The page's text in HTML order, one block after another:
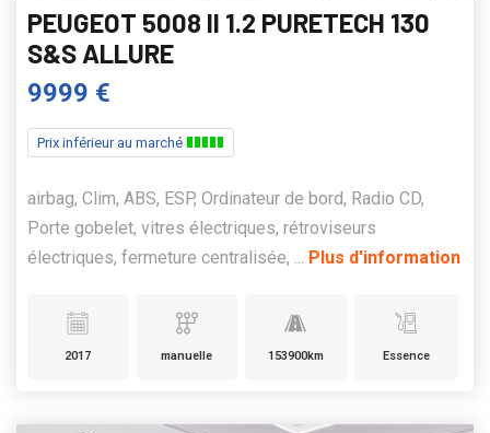
PEUGEOT 5008 II 1.2 PURETECH 130
S&S ALLURE
9999 €
Prix inférieur au marché
airbag, Clim, ABS, ESP, Ordinateur de bord, Radio CD,
Porte gobelet, vitres électriques, rétroviseurs
électriques, fermeture centralisée, ... Plus d'information
2017 manuelle 153900km Essence